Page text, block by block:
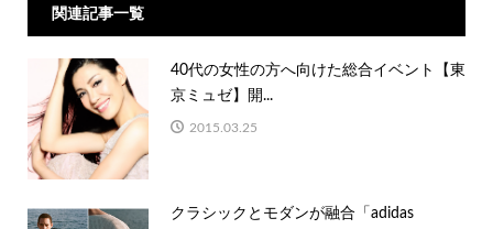
関連記事一覧
40代の女性の方へ向けた総合イベント【東
京ミュゼ】開...
2015.03.25
クラシックとモダンが融合「adidas